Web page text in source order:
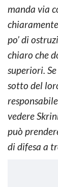
manda via
po’ di
chiaro che
superiori.
sotto del
vedere
può
di difesa a